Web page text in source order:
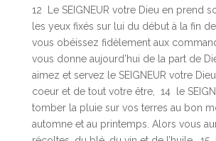
12 Le SEIGNEUR votre Dieu en prend
les yeux fixés sur lui du début à la fin
vous obéissez fidèlement aux
vous donne aujourd’hui de la part de
aimez et servez le SEIGNEUR votre
coeur et de tout votre être, 14 le
tomber la pluie sur vos terres au bon
automne et au printemps. Alors vous